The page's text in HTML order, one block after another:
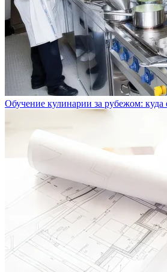
Обучение кулинарии за рубежом: куда